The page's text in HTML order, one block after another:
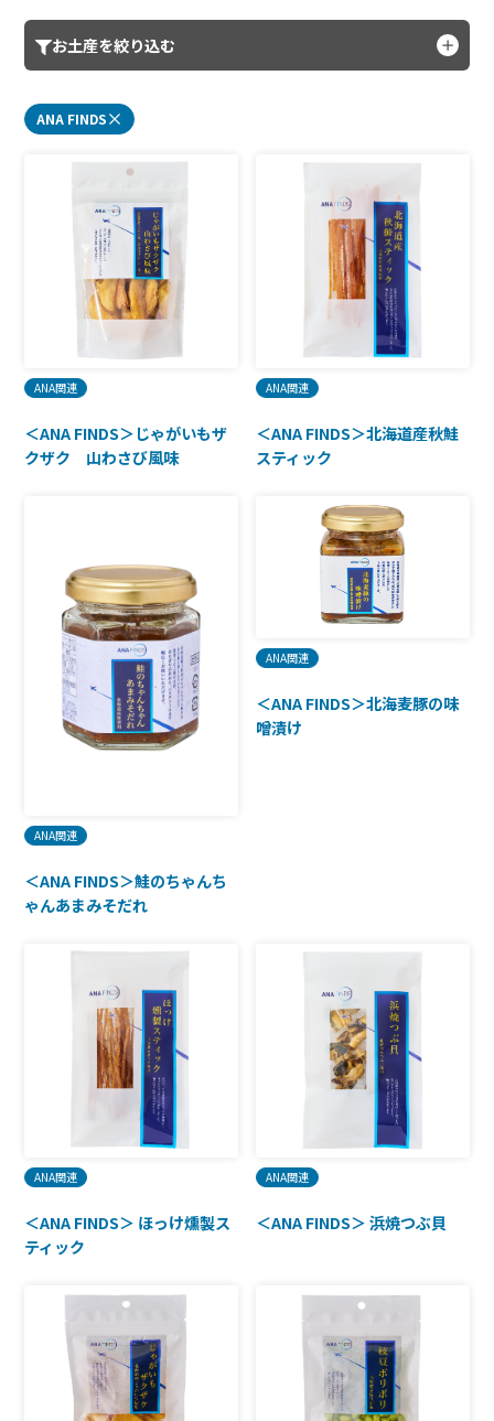
お土産を絞り込む
ANA FINDS
ANA関連
＜ANA FINDS＞じゃがいもザ
クザク 山わさび風味
ANA関連
＜ANA FINDS＞北海道産秋鮭
スティック
ANA関連
＜ANA FINDS＞鮭のちゃんち
ゃんあまみそだれ
ANA関連
＜ANA FINDS＞北海麦豚の味
噌漬け
ANA関連
＜ANA FINDS＞ ほっけ燻製ス
ティック
ANA関連
＜ANA FINDS＞ 浜焼つぶ貝